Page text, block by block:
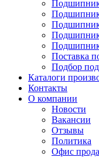
Поставка
Подбор
Каталоги
Контакты
О компании
Новости
Вакансии
Отзывы
Политика
Офис